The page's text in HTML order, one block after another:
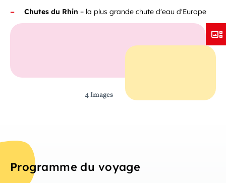
Chutes du Rhin – la plus grande chute d'eau d'Europe
4 Images
Programme du voyage